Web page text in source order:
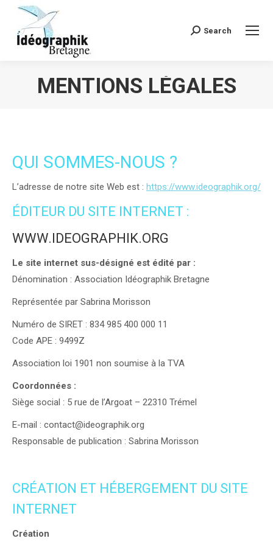
Recherche
Search
MENTIONS LÉGALES
QUI SOMMES-NOUS ?
L’adresse de notre site Web est : https://www.ideographik.org/
ÉDITEUR DU SITE INTERNET :
WWW.IDEOGRAPHIK.ORG
Le site internet sus-désigné est édité par :
Dénomination : Association Idéographik Bretagne
Représentée par Sabrina Morisson
Numéro de SIRET : 834 985 400 000 11
Code APE : 9499Z
Association loi 1901 non soumise à la TVA
Coordonnées :
Siège social : 5 rue de l’Argoat – 22310 Trémel
E-mail : contact@ideographik.org
Responsable de publication : Sabrina Morisson
CRÉATION ET HÉBERGEMENT DU SITE
INTERNET
Création